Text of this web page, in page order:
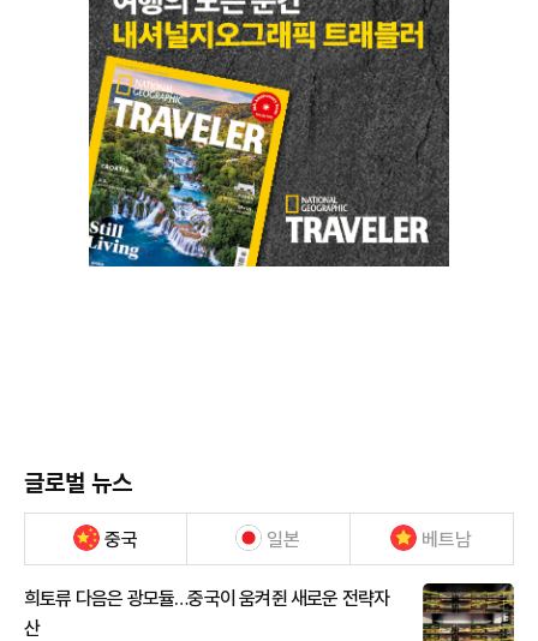
글로벌 뉴스
중국 일본 베트남
희토류 다음은 광모듈…중국이 움켜쥔 새로운 전략자
산